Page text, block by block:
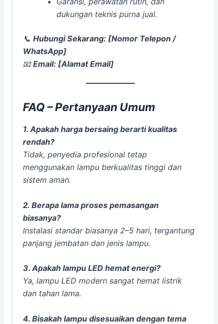
dukungan teknis purna jual.
📞Hubungi Sekarang: [Nomor Telepon /
WhatsApp]
📧Email: [Alamat Email]
FAQ – Pertanyaan Umum
1. Apakah harga bersaing berarti kualitas
rendah?
Tidak, penyedia profesional tetap
menggunakan lampu berkualitas tinggi dan
sistem aman.
2. Berapa lama proses pemasangan
biasanya?
Instalasi standar biasanya 2–5 hari, tergantung
panjang jembatan dan jenis lampu.
3. Apakah lampu LED hemat energi?
Ya, lampu LED modern sangat hemat listrik
dan tahan lama.
4. Bisakah lampu disesuaikan dengan tema